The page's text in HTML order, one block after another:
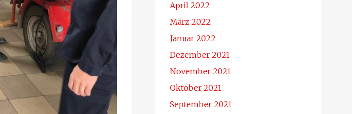
April 2022
März 2022
Januar 2022
Dezember 2021
November 2021
Oktober 2021
September 2021